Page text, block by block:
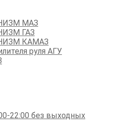
МАЗ
ГАЗ
КАМАЗ
руля АГУ
22:00 без выходных